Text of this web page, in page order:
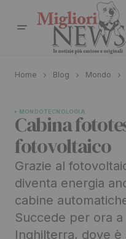
Home Blog Mondo
MONDOTECNOLOGIA
Cabina
fotovoltaico
Grazie al
diventa energia
cabine
Succede per ora
Inghilterra, dove è